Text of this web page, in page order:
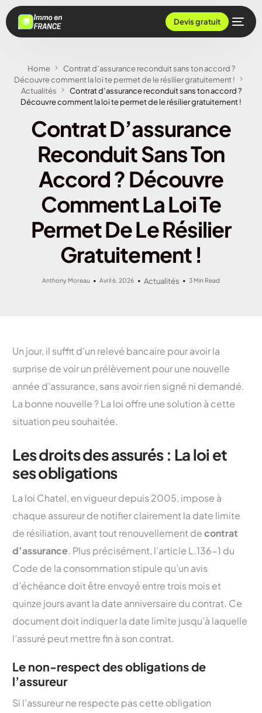
Devis gratuit
Home
Contrat d’assurance reconduit sans ton accord ?
Découvre comment la loi te permet de le résilier gratuitement !
Actualités
Contrat d’assurance reconduit sans ton accord ?
Découvre comment la loi te permet de le résilier gratuitement !
Contrat D’assurance
Reconduit Sans Ton
Accord ? Découvre
Comment La Loi Te
Permet De Le Résilier
Gratuitement !
Anthony Moreau Avril 6, 2026 Actualités 3 Min Read
Un jour, il suffit d’un relevé bancaire pour avoir la
surprise de voir un prélèvement pour une nouvelle
année d’assurance, sans avoir rien signé ni demandé.
La bonne nouvelle ? La loi offre une solution à cette
situation peu souhaitée.
Les droits des assurés : La loi et
ses obligations
La loi Chatel, en vigueur depuis 2005, impose à
chaque assureur de notifier clairement la date limite
de résiliation, avant tout renouvellement decontrat
d’assurance. Plus précisément, l’article L.136-1 du
Code de la consommation stipule qu’un avis
d’échéance doit être envoyé entre trois mois et
quinze jours avant la date anniversaire du contrat. Ce
document doit indiquer la date limite jusqu’à laquelle
l’assuré peut mettre fin à son contrat.
Le non-respect des obligations de
l’assureur
Si l’assureur ne respecte pas cette obligation